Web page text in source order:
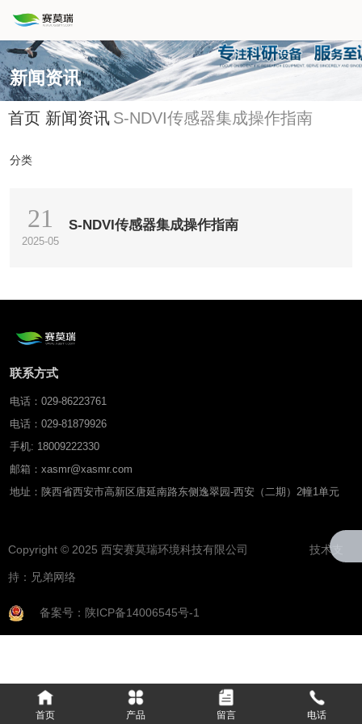
新闻资讯
首页 新闻资讯 S-NDVI传感器集成操作指南
分类
21
2025-05
S-NDVI传感器集成操作指南
联系方式
电话：029-86223761
电话：029-81879926
手机: 18009222330
邮箱：xasmr@xasmr.com
地址：陕西省西安市高新区唐延南路东侧逸翠园-西安（二期）2幢1单元
Copyright © 2025 西安赛莫瑞环境科技有限公司 技术支
持： 兄弟网络
备案号：陕ICP备14006545号-1
首页 产品 留言 电话